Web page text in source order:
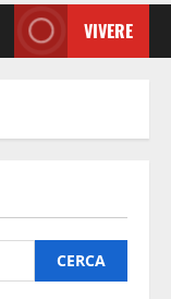
VIVERE